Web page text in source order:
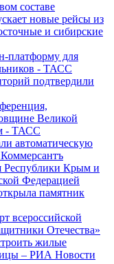
составе
новые рейсы из
и сибирские
платформу для
- ТАСС
подтвердили
Великой
- ТАСС
автоматическую
Республики Крым и
Федерацией
памятник
всероссийской
Отечества»
жилые
– РИА Новости